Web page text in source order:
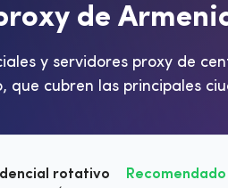
roxy de Armeni
y servidores proxy de
cubren las principales
rotativo Recomendado